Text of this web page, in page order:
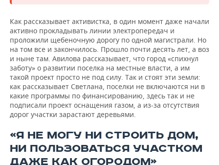
Как рассказывает активистка, в один момент даже начали
активно прокладывать линии электропередач и
проложили щебеночную дорогу по одной магистрали. Но
на том все и закончилось. Прошло почти десять лет, а воз
и ныне там. Авилова рассказывает, что город «спихнул
заботу» о развитии поселка на местные власти, а им
такой проект просто не под силу. Так и стоят эти земли:
как рассказывает Светлана, поселки не включаются ни в
какие программы по финансированию, здесь так и не
подписали проект оснащения газом, а из-за отсутствия
дорог участки зарастают деревьями.
«Я НЕ МОГУ НИ СТРОИТЬ ДОМ,
НИ ПОЛЬЗОВАТЬСЯ УЧАСТКОМ
ДАЖЕ КАК ОГОРОДОМ»